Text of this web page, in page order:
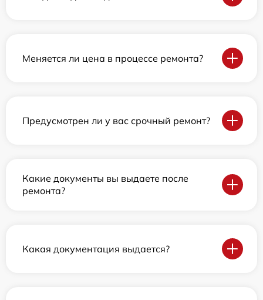
Меняется ли цена в процессе ремонта?
Предусмотрен ли у вас срочный ремонт?
Какие документы вы выдаете после
ремонта?
Какая документация выдается?